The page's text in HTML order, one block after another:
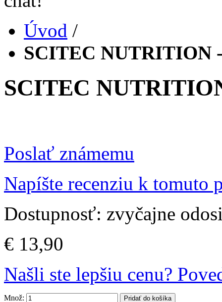
Úvod /
SCITEC NUTRITION
SCITEC
Poslať známemu
Napíšte recenziu k tomuto
Dostupnosť: zvyčajne
€ 13,90
Našli ste lepšiu cenu?
Množ: Pridať do košíka